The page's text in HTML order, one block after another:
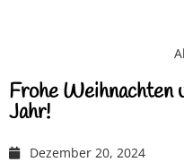
Frohe Weihnachten
Jahr!
Dezember 20, 2024